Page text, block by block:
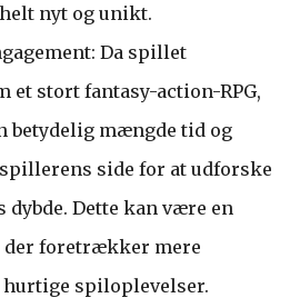
nyt og unikt.
Da spillet
et stort fantasy-action-RPG,
betydelig mængde tid og
side for at udforske
Dette kan være en
der foretrækker mere
spiloplevelser.